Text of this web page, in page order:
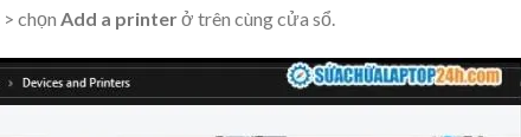
> chọn Add a printerở trên cùng cửa sổ.